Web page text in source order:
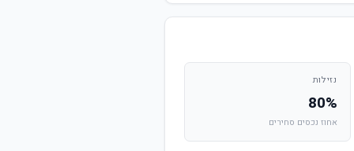
נזילות
80%
אחוז נכסים סחירים